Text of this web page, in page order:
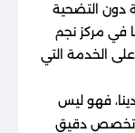
دون التضحية
في مركز نجم
الخدمة التي
فهو ليس
وتخصص دقيق